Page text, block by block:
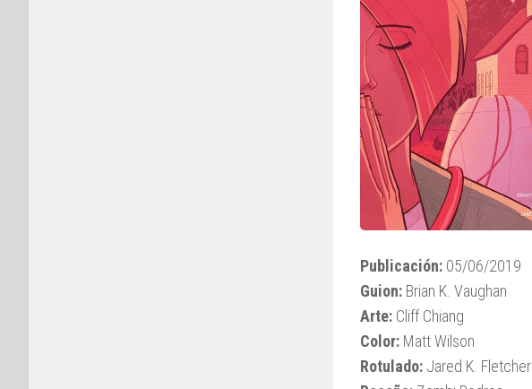
Publicación: 05/06/2019
Guion: Brian K. Vaughan
Arte: Cliff Chiang
Color: Matt Wilson
Rotulado: Jared K. Fletcher